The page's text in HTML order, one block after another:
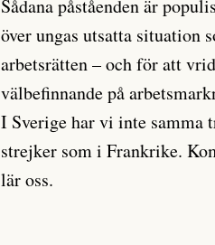
Sådana påståenden är
över ungas utsatta situation
arbetsrätten – och för att
välbefinnande på
I Sverige har vi inte samma
strejker som i Frankrike.
lär oss.